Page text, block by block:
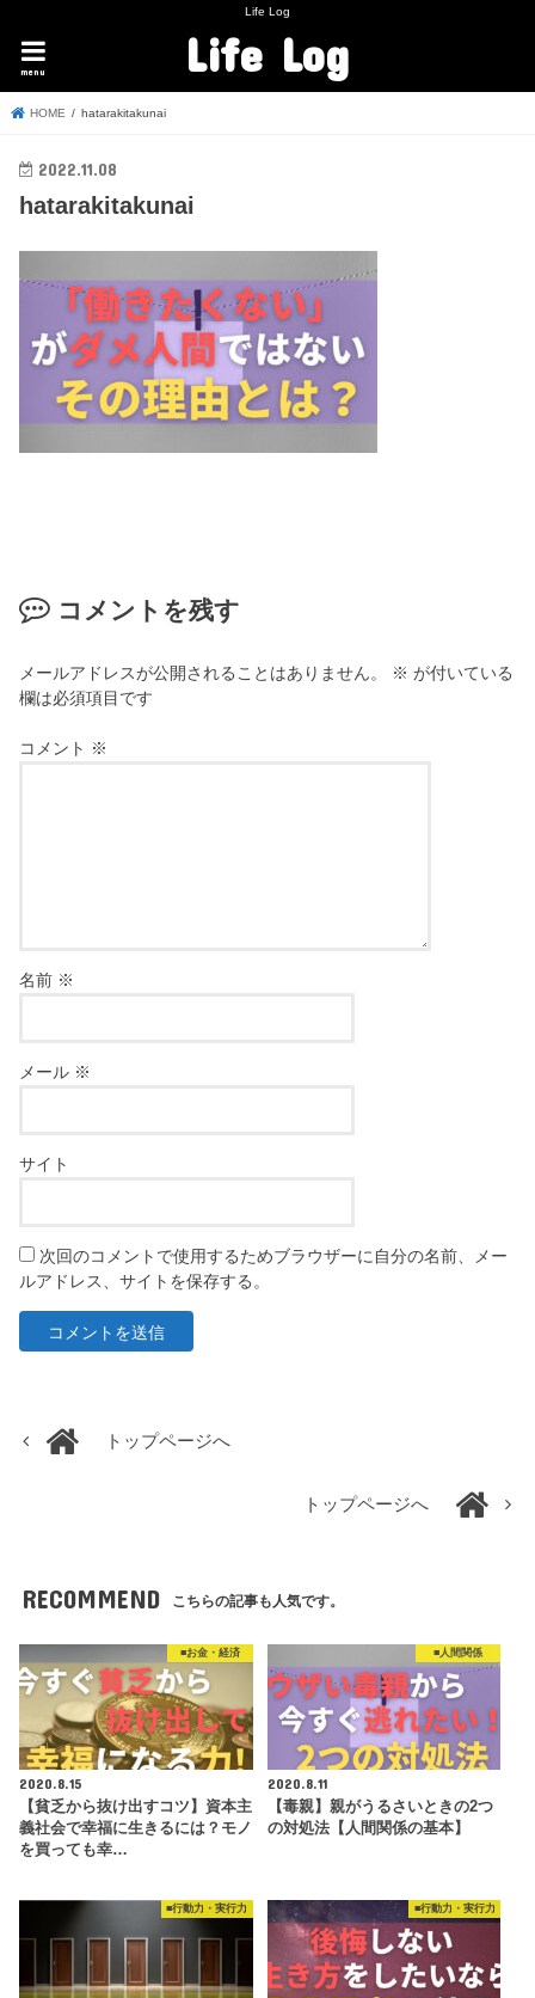
Life Log
Life Log
menu
HOME hatarakitakunai
2022.11.08
hatarakitakunai
コメントを残す
メールアドレスが公開されることはありません。 ※ が付いている
欄は必須項目です
コメント ※
名前 ※
メール ※
サイト
次回のコメントで使用するためブラウザーに自分の名前、メー
ルアドレス、サイトを保存する。
トップページへ
トップページへ
RECOMMEND こちらの記事も人気です。
■お金・経済
2020.8.15
【貧乏から抜け出すコツ】資本主
義社会で幸福に生きるには？モノ
を買っても幸…
■人間関係
2020.8.11
【毒親】親がうるさいときの2つ
の対処法【人間関係の基本】
■行動力・実行力 ■行動力・実行力